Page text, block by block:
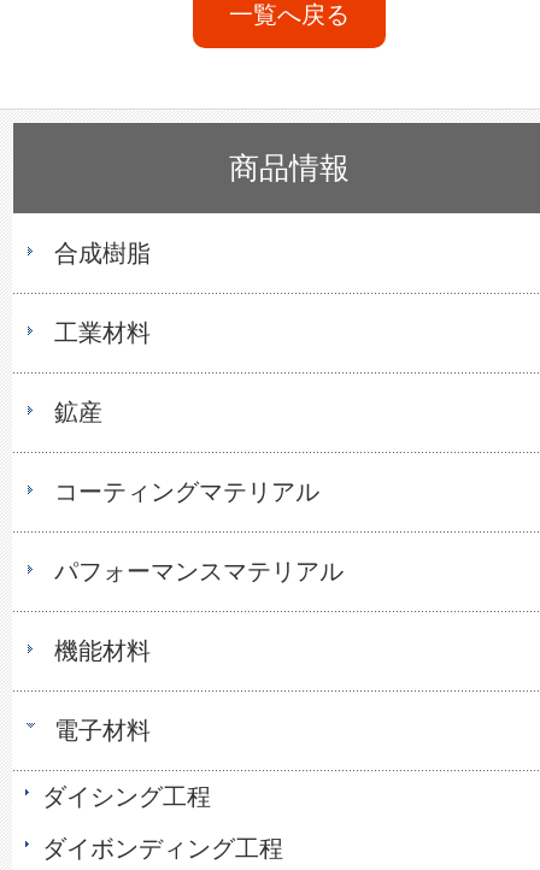
一覧へ戻る
商品情報
合成樹脂
工業材料
鉱産
コーティングマテリアル
パフォーマンスマテリアル
機能材料
電子材料
ダイシング工程
ダイボンディング工程